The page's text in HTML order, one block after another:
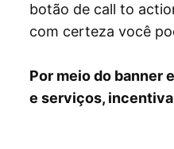
botão de call to
com certeza você
Por meio do banner
e serviços,